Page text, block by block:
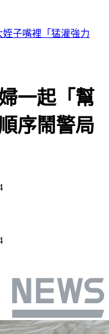
股」快上車
一起「幫
序鬧警局